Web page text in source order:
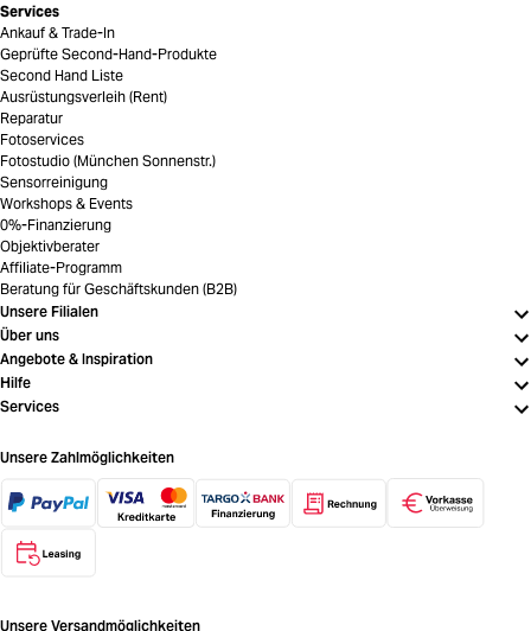
Services
Ankauf & Trade-In
Geprüfte Second-Hand-Produkte
Second Hand Liste
Ausrüstungsverleih (Rent)
Reparatur
Fotoservices
Fotostudio (München Sonnenstr.)
Sensorreinigung
Workshops & Events
0%-Finanzierung
Objektivberater
Affiliate-Programm
Beratung für Geschäftskunden (B2B)
Unsere Filialen
Über uns
Angebote & Inspiration
Hilfe
Services
Unsere Zahlmöglichkeiten
Unsere Versandmöglichkeiten